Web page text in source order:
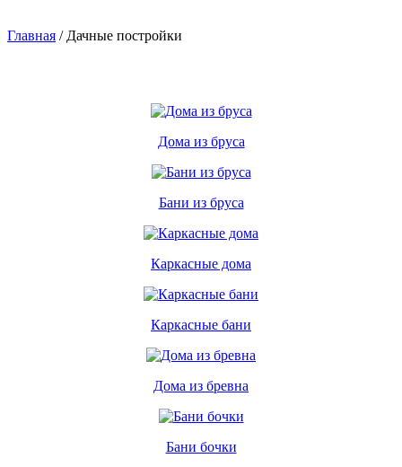
Главная / Дачные постройки
Дома из бруса
Бани из бруса
Каркасные дома
Каркасные бани
Дома из бревна
Бани бочки